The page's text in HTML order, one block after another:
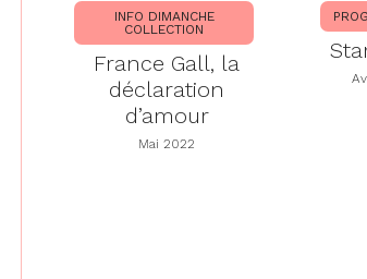
INFO DIMANCHE
COLLECTION
France Gall, la
déclaration
d’amour
Mai 2022